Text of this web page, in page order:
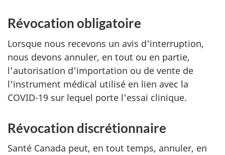
Révocation obligatoire
Lorsque nous recevons un avis d'interruption,
nous devons annuler, en tout ou en partie,
l'autorisation d'importation ou de vente de
l'instrument médical utilisé en lien avec la
COVID-19 sur lequel porte l'essai clinique.
Révocation discrétionnaire
Santé Canada peut, en tout temps, annuler, en